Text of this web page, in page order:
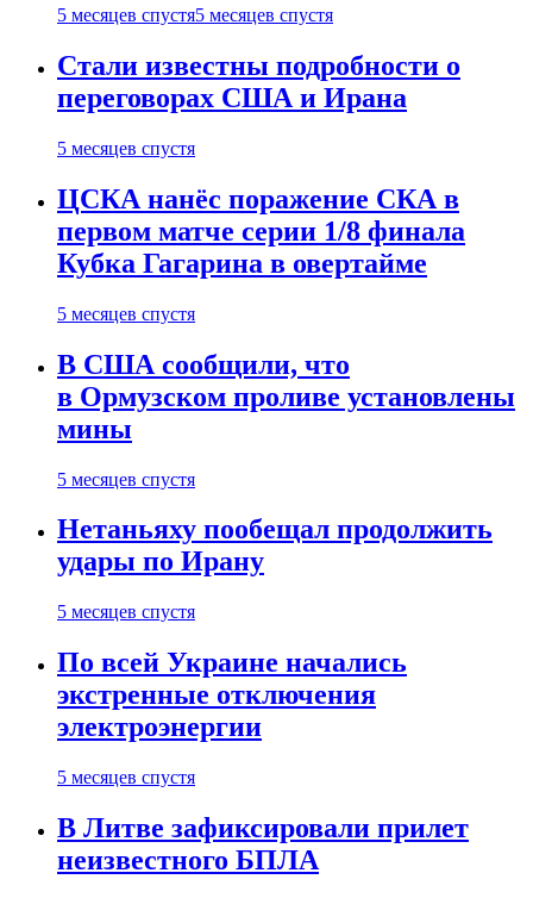
5 месяцев спустя5 месяцев спустя
Стали известны подробности о
переговорах США и Ирана
5 месяцев спустя
ЦСКА нанёс поражение СКА в
первом матче серии 1/8 финала
Кубка Гагарина в овертайме
5 месяцев спустя
В США сообщили, что
в Ормузском проливе установлены
мины
5 месяцев спустя
Нетаньяху пообещал продолжить
удары по Ирану
5 месяцев спустя
По всей Украине начались
экстренные отключения
электроэнергии
5 месяцев спустя
В Литве зафиксировали прилет
неизвестного БПЛА